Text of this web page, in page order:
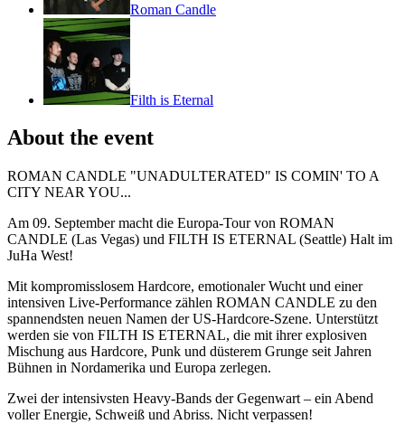
Roman Candle
Filth is Eternal
About the event
ROMAN CANDLE "UNADULTERATED" IS COMIN' TO A
CITY NEAR YOU...
Am 09. September macht die Europa-Tour von ROMAN
CANDLE (Las Vegas) und FILTH IS ETERNAL (Seattle) Halt im
JuHa West!
Mit kompromisslosem Hardcore, emotionaler Wucht und einer
intensiven Live-Performance zählen ROMAN CANDLE zu den
spannendsten neuen Namen der US-Hardcore-Szene. Unterstützt
werden sie von FILTH IS ETERNAL, die mit ihrer explosiven
Mischung aus Hardcore, Punk und düsterem Grunge seit Jahren
Bühnen in Nordamerika und Europa zerlegen.
Zwei der intensivsten Heavy-Bands der Gegenwart – ein Abend
voller Energie, Schweiß und Abriss. Nicht verpassen!